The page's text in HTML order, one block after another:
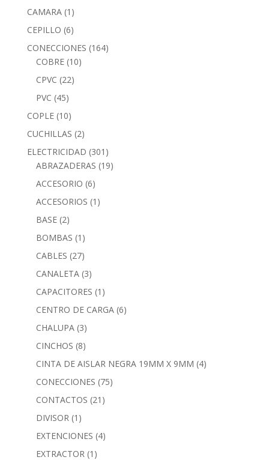
CAMARA (1)
CEPILLO (6)
CONECCIONES (164)
COBRE (10)
CPVC (22)
PVC (45)
COPLE (10)
CUCHILLAS (2)
ELECTRICIDAD (301)
ABRAZADERAS (19)
ACCESORIO (6)
ACCESORIOS (1)
BASE (2)
BOMBAS (1)
CABLES (27)
CANALETA (3)
CAPACITORES (1)
CENTRO DE CARGA (6)
CHALUPA (3)
CINCHOS (8)
CINTA DE AISLAR NEGRA 19MM X 9MM (4)
CONECCIONES (75)
CONTACTOS (21)
DIVISOR (1)
EXTENCIONES (4)
EXTRACTOR (1)